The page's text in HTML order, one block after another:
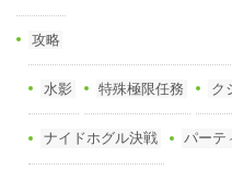
攻略
水影 特殊極限任務 ク
ナイドホグル決戦 パーテ